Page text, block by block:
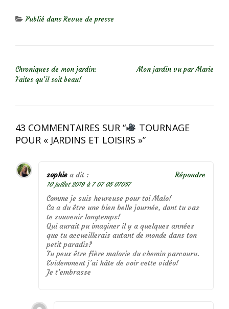
Publié dansRevue de presse
Chroniques de mon jardin:
Faites qu’il soit beau!
Mon jardin vu par Marie
43 COMMENTAIRES SUR “
TOURNAGE
POUR « JARDINS ET LOISIRS »”
sophie a dit :
10 juillet 2019 à 7 07 05 07057
Comme je suis heureuse pour toi Malo!
Ca a du être une bien belle journée, dont tu vas
te souvenir longtemps!
Qui aurait pu imaginer il y a quelques années
que tu accueillerais autant de monde dans ton
petit paradis?
Tu peux être fière malorie du chemin parcouru.
Evidemment j’ai hâte de voir cette vidéo!
Je t’embrasse
Répondre